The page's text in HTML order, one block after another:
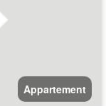
Appartement